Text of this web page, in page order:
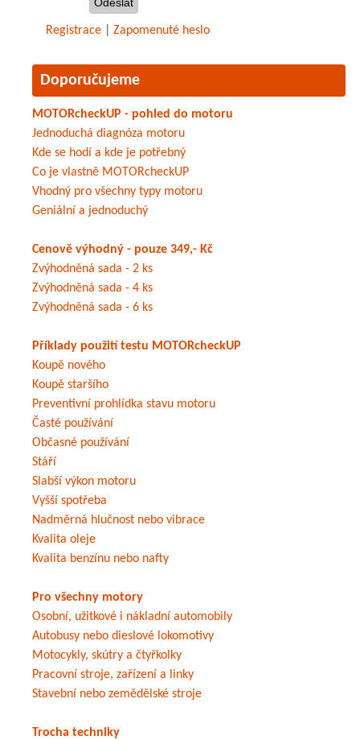
Registrace Zapomenuté heslo
Doporučujeme
MOTORcheckUP - pohled do motoru
Jednoduchá diagnóza motoru
Kde se hodí a kde je potřebný
Co je vlastně MOTORcheckUP
Vhodný pro všechny typy motoru
Geniální a jednoduchý
Cenově výhodný - pouze 349,- Kč
Zvýhodněná sada - 2 ks
Zvýhodněná sada - 4 ks
Zvýhodněná sada - 6 ks
Příklady použití testu MOTORcheckUP
Koupě nového
Koupě staršího
Preventivní prohlídka stavu motoru
Časté používání
Občasné používání
Stáří
Slabší výkon motoru
Vyšší spotřeba
Nadměrná hlučnost nebo vibrace
Kvalita oleje
Kvalita benzínu nebo nafty
Pro všechny motory
Osobní, užitkové i nákladní automobily
Autobusy nebo dieslové lokomotivy
Motocykly, skútry a čtyřkolky
Pracovní stroje, zařízení a linky
Stavební nebo zemědělské stroje
Trocha techniky